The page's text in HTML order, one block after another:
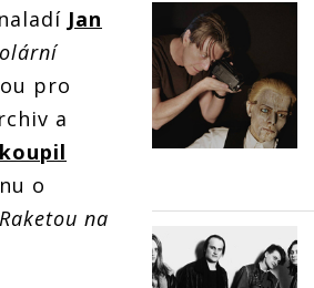
Jan
pro
a
o
Raketou na